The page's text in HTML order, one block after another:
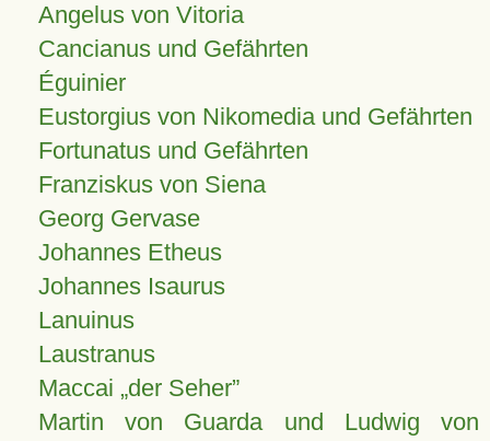
Angelus von Vitoria
Cancianus und Gefährten
Éguinier
Eustorgius von Nikomedia und Gefährten
Fortunatus und Gefährten
Franziskus von Siena
Georg Gervase
Johannes Etheus
Johannes Isaurus
Lanuinus
Laustranus
Maccai „der Seher”
Martin von Guarda und Ludwig von